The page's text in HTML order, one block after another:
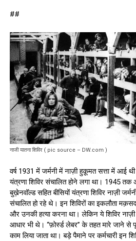
##
नाजी यातना शिविर ( pic source – DW.com )
वर्ष 1931 में जर्मनी में नाज़ी हुक़ूमत सत्ता में आई
यंत्रणा शिविर संचालित होने लगा था। 1945 तक
बुख़ेनवॉल्ड सहित बीसियों यंत्रणा शिविर नाज़ी
संचालित हो रहे थे। इन शिविरों का इकलौता
और उनकी हत्या करना था। लेकिन ये शिविर नाज़ी
आधार भी थे। “फ़ोर्स्ड लेबर” के तहत मारे जाने से
काम लिया जाता था। बड़े पैमाने पर कर्मचारी इन